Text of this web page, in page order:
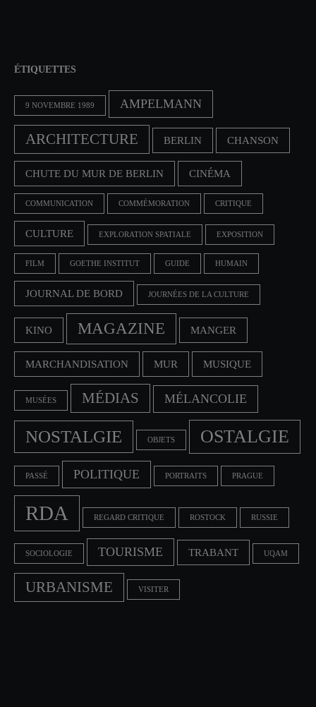
ÉTIQUETTES
9 NOVEMBRE 1989 AMPELMANN
ARCHITECTURE BERLIN CHANSON
CHUTE DU MUR DE BERLIN CINÉMA
COMMUNICATION COMMÉMORATION CRITIQUE
CULTURE EXPLORATION SPATIALE EXPOSITION
FILM GOETHE INSTITUT GUIDE HUMAIN
JOURNAL DE BORD JOURNÉES DE LA CULTURE
KINO MAGAZINE MANGER
MARCHANDISATION MUR MUSIQUE
MUSÉES MÉDIAS MÉLANCOLIE
NOSTALGIE OBJETS OSTALGIE
PASSÉ POLITIQUE PORTRAITS PRAGUE
RDA REGARD CRITIQUE ROSTOCK RUSSIE
SOCIOLOGIE TOURISME TRABANT UQAM
URBANISME VISITER